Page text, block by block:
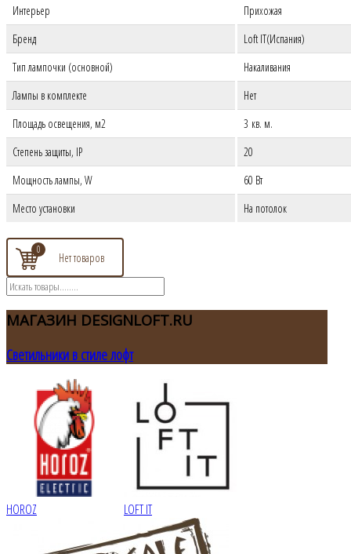
Интерьер
Прихожая
Бренд
Loft IT(Испания)
Тип лампочки (основной)
Накаливания
Лампы в комплекте
Нет
Площадь освещения, м2
3 кв. м.
Степень защиты, IP
20
Мощность лампы, W
60 Вт
Место установки
На потолок
0
МАГАЗИН DESIGNLOFT.RU
Светильники в стиле лофт
HOROZ LOFT IT